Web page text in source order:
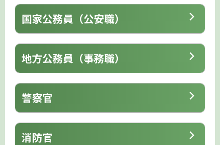
国家公務員（公安職）
地方公務員（事務職）
警察官
消防官